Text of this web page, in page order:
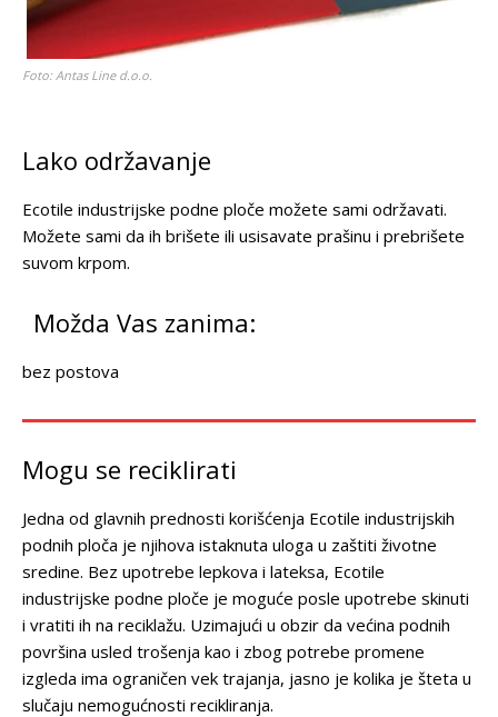
Foto: Antas Line d.o.o.
Lako održavanje
Ecotile industrijske podne ploče možete sami održavati.
Možete sami da ih brišete ili usisavate prašinu i prebrišete
suvom krpom.
Možda Vas zanima:
bez postova
Mogu se reciklirati
Jedna od glavnih prednosti korišćenja Ecotile industrijskih
podnih ploča je njihova istaknuta uloga u zaštiti životne
sredine. Bez upotrebe lepkova i lateksa, Ecotile
industrijske podne ploče je moguće posle upotrebe skinuti
i vratiti ih na reciklažu. Uzimajući u obzir da većina podnih
površina usled trošenja kao i zbog potrebe promene
izgleda ima ograničen vek trajanja, jasno je kolika je šteta u
slučaju nemogućnosti recikliranja.